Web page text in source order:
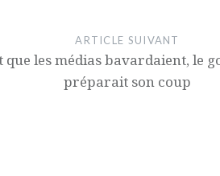
ARTICLE SUIVANT
que les médias bavardaient, le
préparait son coup